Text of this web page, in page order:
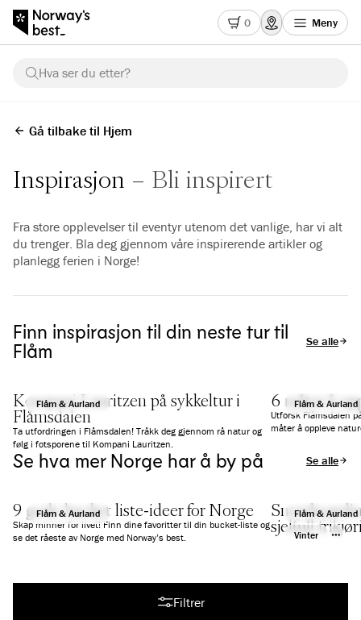
0 Meny
Hva ser du etter?
Gå tilbake til Hjem
Inspirasjon Bli inspirert
Fra store opplevelser til eventyr utenom det vanlige, har vi alt
du trenger. Bla deg gjennom våre inspirerende artikler og
planlegg ferien i Norge!
Finn inspirasjon til din neste tur til
Flåm
Se alle
Flåm & Aurland
Kompani Lauritzen på sykkeltur i
Flåmsdalen
Ta utfordringen i Flåmsdalen! Tråkk deg gjennom rå natur og
følg i fotsporene til Kompani Lauritzen.
Flåm & Aurland
6 måter å
Utforsk Flåmsdalen
måter å oppleve
Se hva mer Norge har å by på Se alle
Flåm & Aurland
9 gode bucket liste-ideer for Norge
Skap minner for livet! Finn dine favoritter til din bucket-liste og
se det råeste av Norge med Norway’s best.
Flåm & Aurland
Vinter
sjelfull
Filtrer